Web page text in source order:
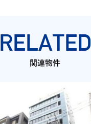
RELATED
関連物件